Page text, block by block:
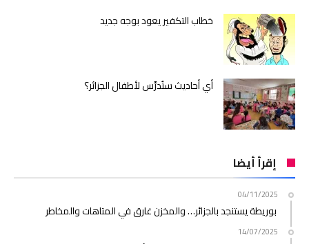
خطاب التكفير يعود بوجه جديد
أي أحاديث ستُدرَّس لأطفال الجزائر؟
إقرأ أيضا
04/11/2025
بوريطة يستنجد بالجزائر… والمخزن غارق في المتاهات والمخاطر
14/07/2025